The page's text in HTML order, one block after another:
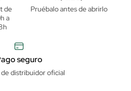
de
a
Pruébalo antes de abrirlo
seguro
distribuidor oficial